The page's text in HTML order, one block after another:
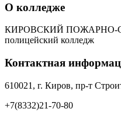
О колледже
КИРОВСКИЙ ПОЖАРНО-
полицейский колледж
Контактная
610021, г. Киров, пр-т
+7(8332)21-70-80